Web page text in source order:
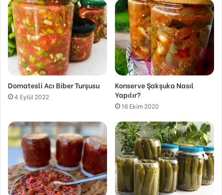
Domatesli Acı Biber Turşusu
4 Eylül 2022
Konserve Şakşuka Nasıl
Yapılır?
16 Ekim 2020